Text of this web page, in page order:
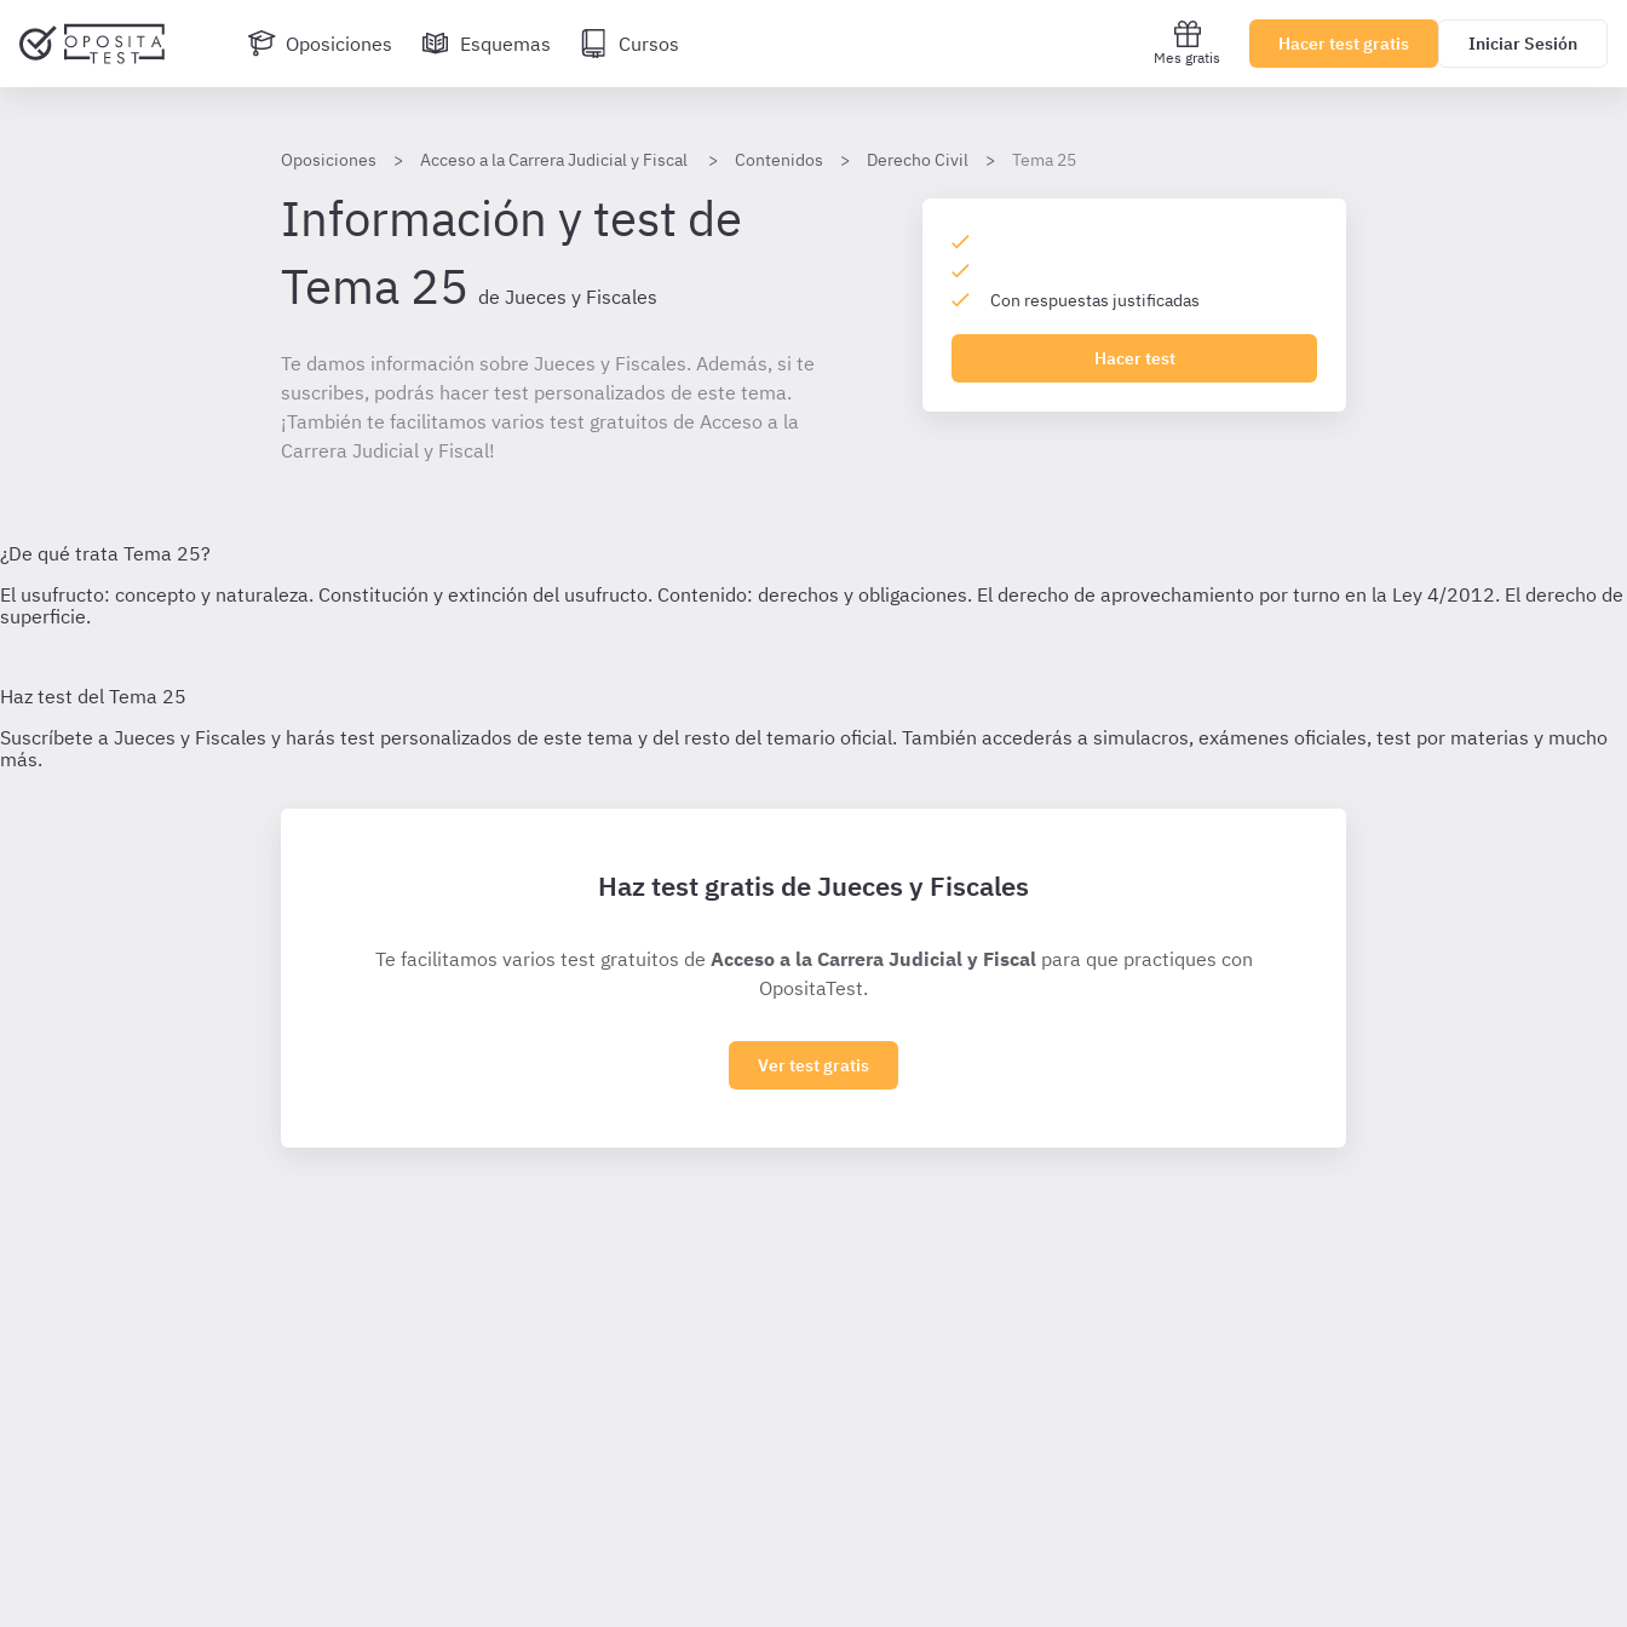
Oposiciones Esquemas Cursos
Mes gratis
Hacer test gratis Iniciar Sesión
Oposiciones Acceso a la Carrera Judicial y Fiscal Contenidos Derecho Civil Tema 25
Información y test de
Tema 25 de Jueces y Fiscales
Te damos información sobre Jueces y Fiscales. Además, si te
suscribes, podrás hacer test personalizados de este tema.
¡También te facilitamos varios test gratuitos de Acceso a la
Carrera Judicial y Fiscal!
Con respuestas justificadas
Hacer test
Haz test gratis de Jueces y Fiscales
Te facilitamos varios test gratuitos de Acceso a la Carrera Judicial y Fiscalpara que practiques con
OpositaTest.
Ver test gratis